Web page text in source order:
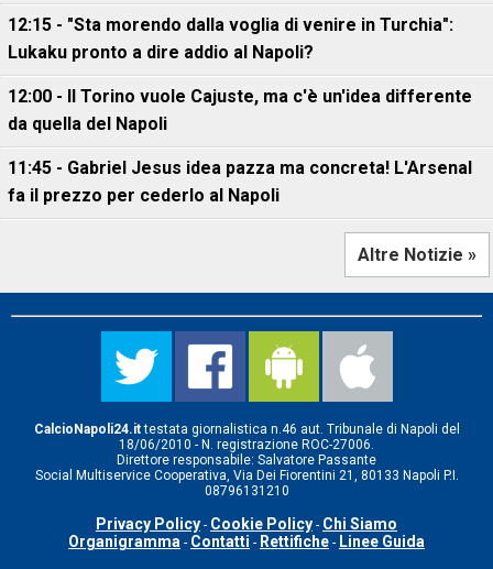
12:15 - "Sta morendo dalla voglia di venire in Turchia":
Lukaku pronto a dire addio al Napoli?
12:00 - Il Torino vuole Cajuste, ma c'è un'idea differente
da quella del Napoli
11:45 - Gabriel Jesus idea pazza ma concreta! L'Arsenal
fa il prezzo per cederlo al Napoli
Altre Notizie »
CalcioNapoli24.ittestata giornalistica n.46 aut. Tribunale di Napoli del
18/06/2010 - N. registrazione ROC-27006.
Direttore responsabile: Salvatore Passante
Social Multiservice Cooperativa, Via Dei Fiorentini 21, 80133 Napoli P.I.
08796131210
Privacy Policy - Cookie Policy - Chi Siamo
Organigramma - Contatti - Rettifiche - Linee Guida